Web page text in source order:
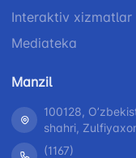
Interaktiv xizmatlar
Mediateka
Manzil
100128,
shahri,
(1167)